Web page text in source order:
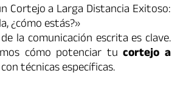
Cortejo a Larga Distancia Exitoso:
¿cómo estás?»
la comunicación escrita es clave.
cómo potenciar tucortejo a
con técnicas específicas.